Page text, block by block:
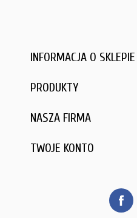
INFORMACJA O SKLEPIE
PRODUKTY
NASZA FIRMA
TWOJE KONTO